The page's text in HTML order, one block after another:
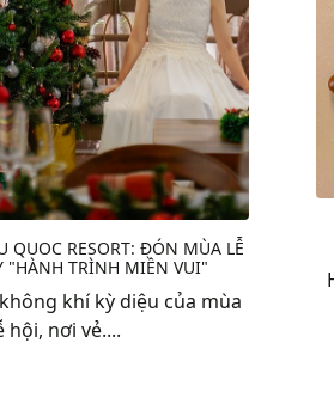
QUOC RESORT: ĐÓN MÙA LỄ
"HÀNH TRÌNH MIỀN VUI"